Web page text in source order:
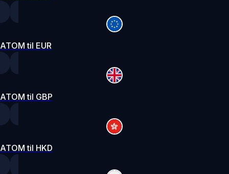
ATOM til EUR
ATOM til GBP
ATOM til HKD